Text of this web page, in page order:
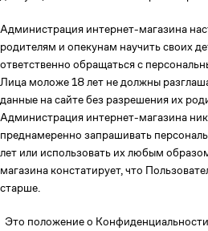
Администрация интернет-магазина
родителям и опекунам научить своих
ответственно обращаться с
Лица моложе 18 лет не должны
данные на сайте без разрешения их
Администрация интернет-магазина
преднамеренно запрашивать
лет или использовать их любым
магазина констатирует, что
старше.
Это положение о